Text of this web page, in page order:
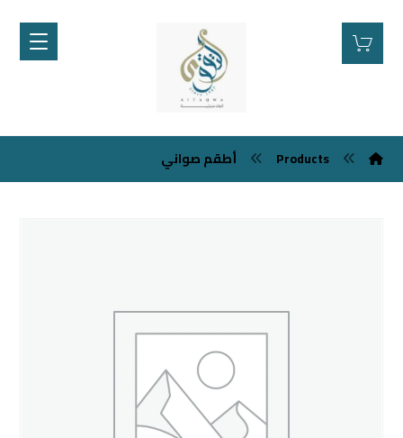
Products أطقم صواني